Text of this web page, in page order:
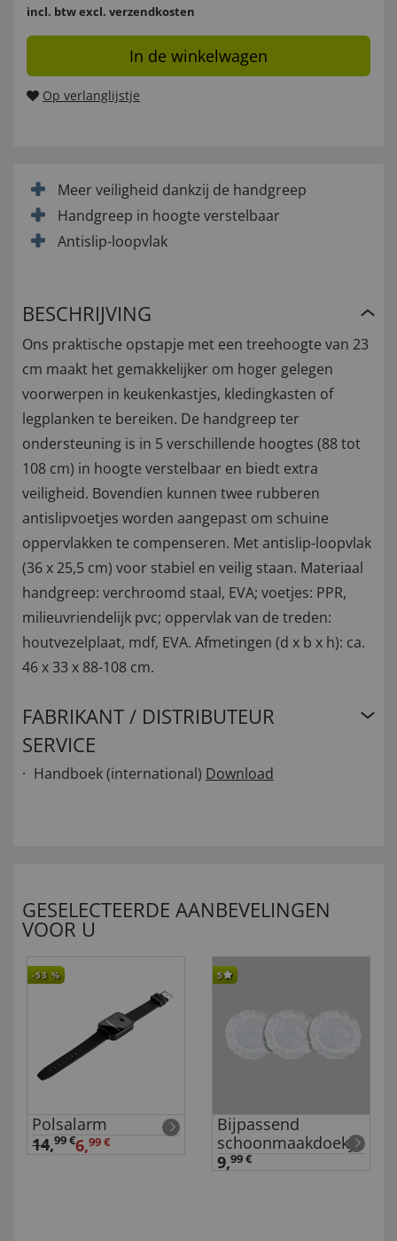
incl. btwexcl. verzendkosten
In de winkelwagen
Op verlanglijstje
Meer veiligheid dankzij de handgreep
Handgreep in hoogte verstelbaar
Antislip-loopvlak
BESCHRIJVING
Ons praktische opstapje met een treehoogte van 23
cm maakt het gemakkelijker om hoger gelegen
voorwerpen in keukenkastjes, kledingkasten of
legplanken te bereiken. De handgreep ter
ondersteuning is in 5 verschillende hoogtes (88 tot
108 cm) in hoogte verstelbaar en biedt extra
veiligheid. Bovendien kunnen twee rubberen
antislipvoetjes worden aangepast om schuine
oppervlakken te compenseren. Met antislip-loopvlak
(36 x 25,5 cm) voor stabiel en veilig staan. Materiaal
handgreep: verchroomd staal, EVA; voetjes: PPR,
milieuvriendelijk pvc; oppervlak van de treden:
houtvezelplaat, mdf, EVA. Afmetingen (d x b x h): ca.
46 x 33 x 88-108 cm.
FABRIKANT / DISTRIBUTEUR
SERVICE
Handboek (international) Download
GESELECTEERDE AANBEVELINGEN
VOOR U
-53 %
Polsalarm
14,99 €6,99 €
5
Bijpassend
schoonmaakdoekje
9,99 €